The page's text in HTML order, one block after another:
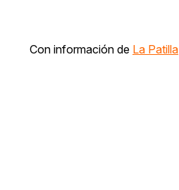
Con información de La Patilla